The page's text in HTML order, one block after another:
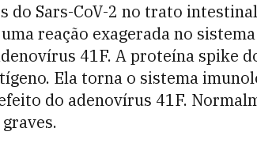
do Sars-CoV-2 no trato
reação exagerada no
41F. A proteína spike
Ela torna o sistema
do adenovírus 41F.